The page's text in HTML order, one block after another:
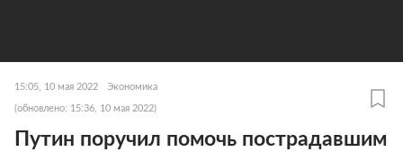
15:05, 10 мая 2022 Экономика
(обновлено: 15:36, 10 мая 2022)
Путин поручил помочь пострадавшим